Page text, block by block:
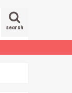
search